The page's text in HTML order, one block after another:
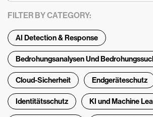
FILTER BY CATEGORY:
AI Detection & Response
Bedrohungsanalysen Und
Cloud-Sicherheit Endgeräteschutz
Identitätsschutz KI und Machine